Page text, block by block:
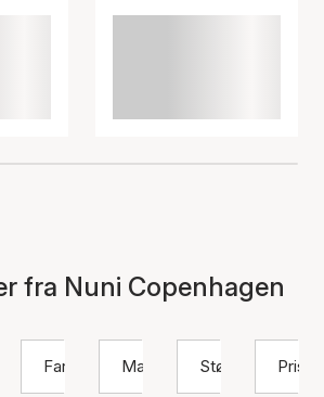
fra Nuni Copenhagen
Farve Materiale Størrelse Pris